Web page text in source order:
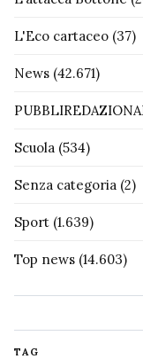
L'Eco cartaceo (37)
News (42.671)
Scuola (534)
Senza categoria (2)
Sport (1.639)
Top news (14.603)
TAG